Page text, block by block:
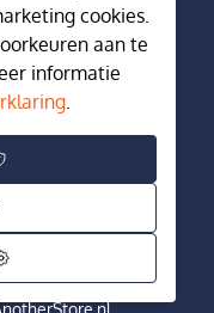
cookies.
aan te
informatie
.